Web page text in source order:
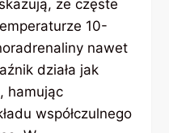
że częste
10-
nawet
działa jak
hamując
współczulnego